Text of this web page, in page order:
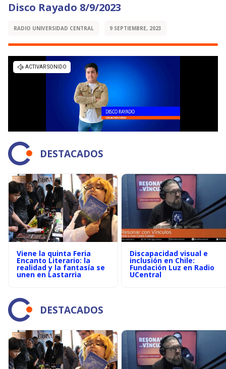
Disco Rayado 8/9/2023
RADIO UNIVERSIDAD CENTRAL 9 SEPTIEMBRE, 2023
DESTACADOS
Viene la quinta Feria
Encanto Literario: la
realidad y la fantasía se
unen en Lastarria
Discapacidad visual e
inclusión en Chile:
Fundación Luz en Radio
UCentral
DESTACADOS